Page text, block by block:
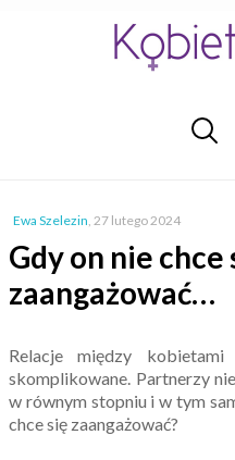
Ewa Szelezin, 27 lutego 2024
Gdy on nie chce
zaangażować…
Relacje między
skomplikowane. Partnerzy
w równym stopniu i w tym
chce się zaangażować?